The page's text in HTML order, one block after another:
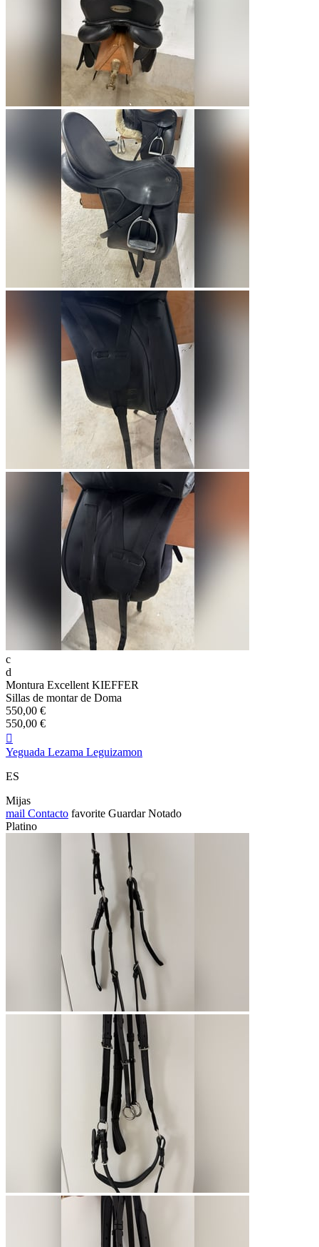
c
d
Montura Excellent KIEFFER
Sillas de montar de Doma
550,00 €
550,00 €

Yeguada Lezama Leguizamon
ES
Mijas
mail Contacto favorite Guardar Notado
Platino